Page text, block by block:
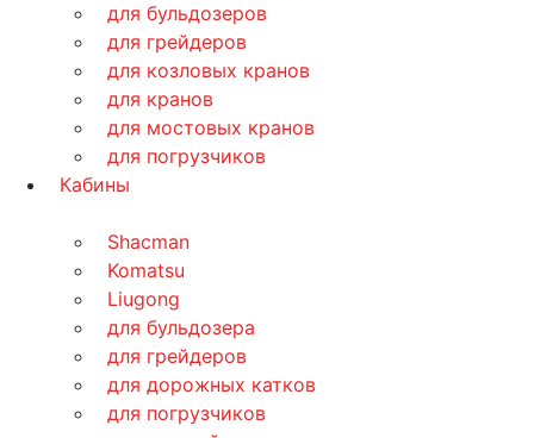
для бульдозеров
для грейдеров
для козловых кранов
для кранов
для мостовых кранов
для погрузчиков
Кабины
Shacman
Komatsu
Liugong
для бульдозера
для грейдеров
для дорожных катков
для погрузчиков